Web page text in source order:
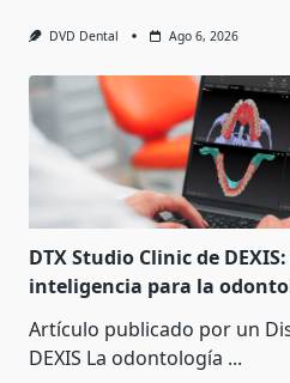
DVD Dental Ago 6, 2026
DTX Studio Clinic de
inteligencia para la
Artículo publicado por un
DEXIS La odontología ...